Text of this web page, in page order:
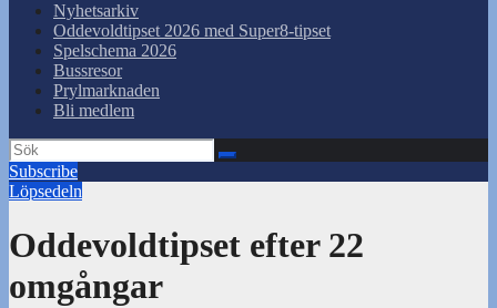
Nyhetsarkiv
Oddevoldtipset 2026 med Super8-tipset
Spelschema 2026
Bussresor
Prylmarknaden
Bli medlem
Subscribe
Löpsedeln
Oddevoldtipset efter 22
omgångar